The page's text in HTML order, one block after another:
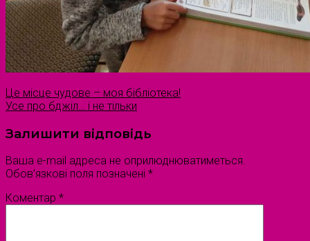
Це місце чудове – моя бібліотека!
Усе про бджіл… і не тільки
Залишити відповідь
Ваша e-mail адреса не оприлюднюватиметься.
Обов’язкові поля позначені *
Коментар *